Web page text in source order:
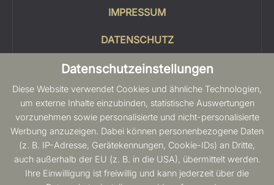
Datenschutzeinstellungen
Diese Website verwendet Cookies und ähnliche Technologien,
um externe Inhalte einzubinden, statistische Auswertungen
vorzunehmen sowie personalisierte und nicht-personalisierte
Werbung anzuzeigen. Dabei können personenbezogene Daten
(z. B. IP-Adresse, Gerätekennungen, Cookie-IDs) an Dritte,
auch außerhalb der EU (z. B. in die USA), übermittelt werden.
Ihre Einwilligung ist freiwillig und kann jederzeit über die
IMPRESSUM
DATENSCHUTZ
COOKIES
SITEMAP
BARRIEREFREIHEIT